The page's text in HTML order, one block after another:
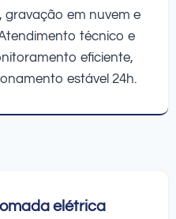
gravação em nuvem e
técnico e
eficiente,
estável 24h.
elétrica